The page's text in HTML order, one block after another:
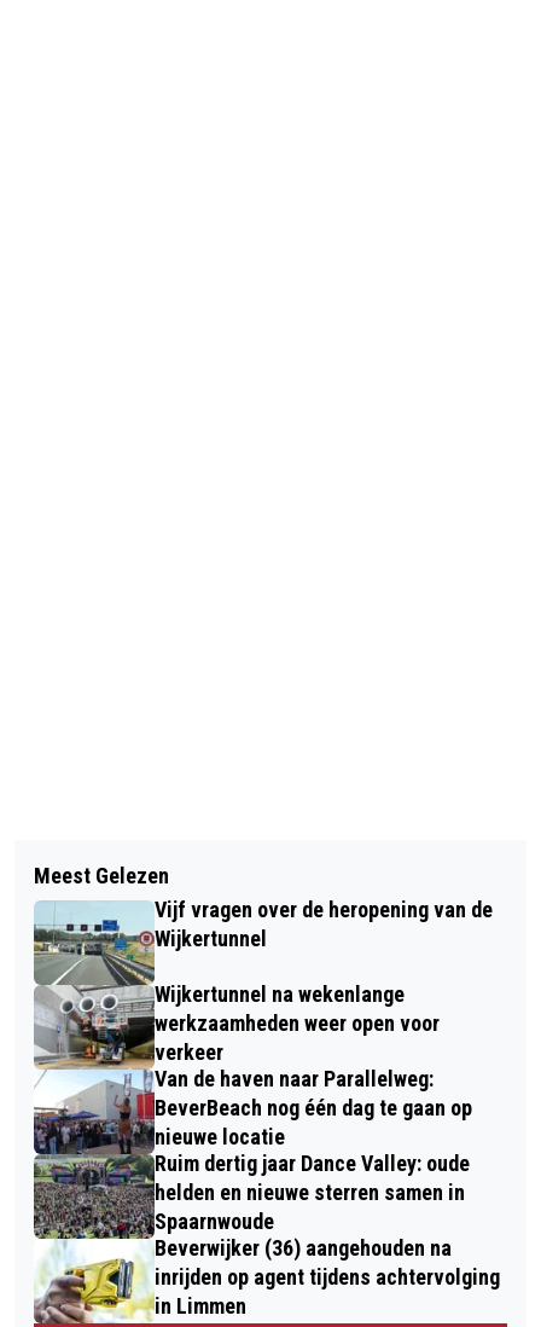
BITES & BEATS KOMT ERAAN! 20
AUGUSTUS BIJ SLOT ASSUMBURG
COLUMN VAN DE DAG: EEN GOEDE
VAKANTIE BEGINT OP JE WERK!
Meest Gelezen
Vijf vragen over de heropening van de
Wijkertunnel
Wijkertunnel na wekenlange
werkzaamheden weer open voor
verkeer
Van de haven naar Parallelweg:
BeverBeach nog één dag te gaan op
nieuwe locatie
Ruim dertig jaar Dance Valley: oude
helden en nieuwe sterren samen in
Spaarnwoude
Beverwijker (36) aangehouden na
inrijden op agent tijdens achtervolging
in Limmen